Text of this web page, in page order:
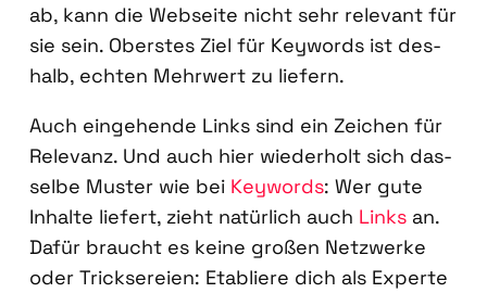
ab, kann die Web­sei­te nicht sehr rele­vant für
sie sein. Obers­tes Ziel für Key­words ist des­
halb, ech­ten Mehr­wert zu lie­fern.
Auch ein­ge­hen­de Links sind ein Zei­chen für
Rele­vanz. Und auch hier wie­der­holt sich das­
sel­be Mus­ter wie bei Key­words: Wer gute
Inhal­te lie­fert, zieht natür­lich auch Links an.
Dafür braucht es kei­ne gro­ßen Netz­wer­ke
oder Trick­se­rei­en: Eta­blie­re dich als Exper­te